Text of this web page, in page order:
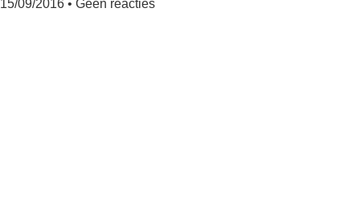
15/09/2016
Geen reacties